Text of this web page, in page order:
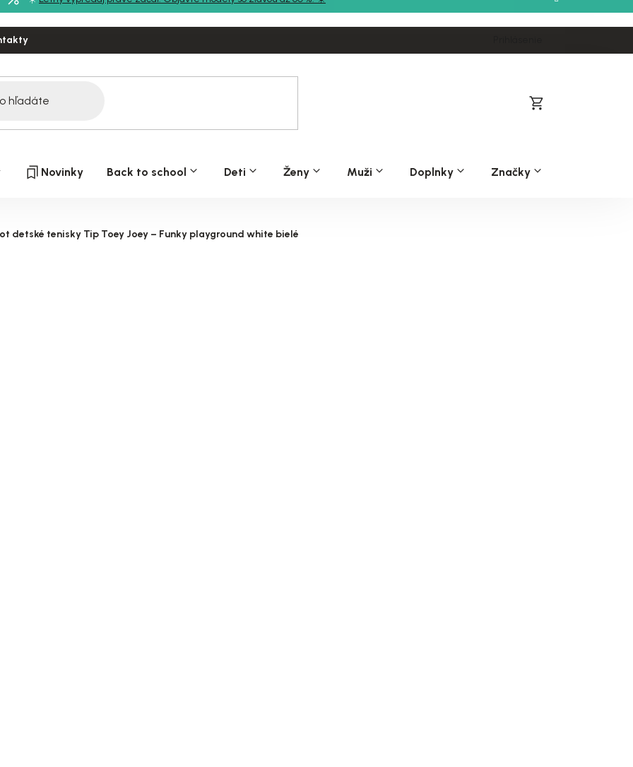
Nákupný
Novinky Back to school Deti Ženy Muži Doplnky Značky
detské tenisky Tip Toey Joey – Funky playground white bielé